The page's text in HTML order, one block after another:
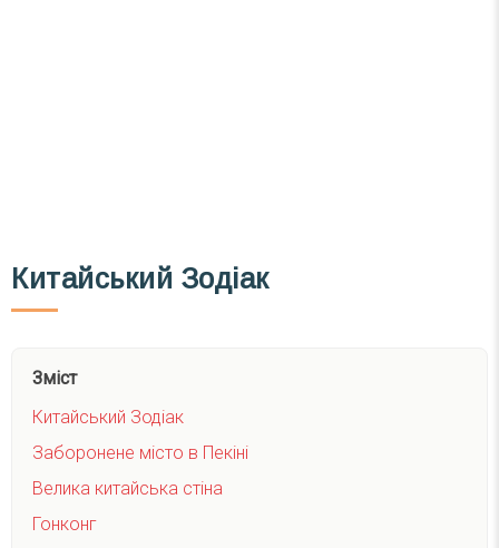
Китайський Зодіак
Зміст
Китайський Зодіак
Заборонене місто в Пекіні
Велика китайська стіна
Гонконг